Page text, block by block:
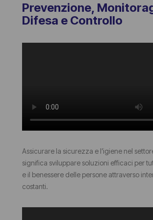
Prevenzione,
Difesa e Controllo
Assicurare la sicurezza e l’igiene nel
significa sviluppare soluzioni efficaci per
e il benessere delle persone attraverso
costanti.